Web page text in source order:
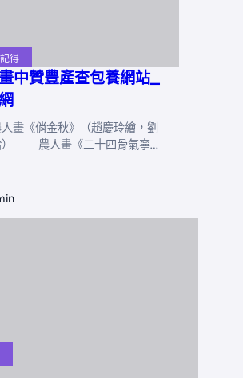
記得
中贊豐產查包養網站_
《俏金秋》（趙慶玲繪，劉
） 農人畫《二十四骨氣寧…